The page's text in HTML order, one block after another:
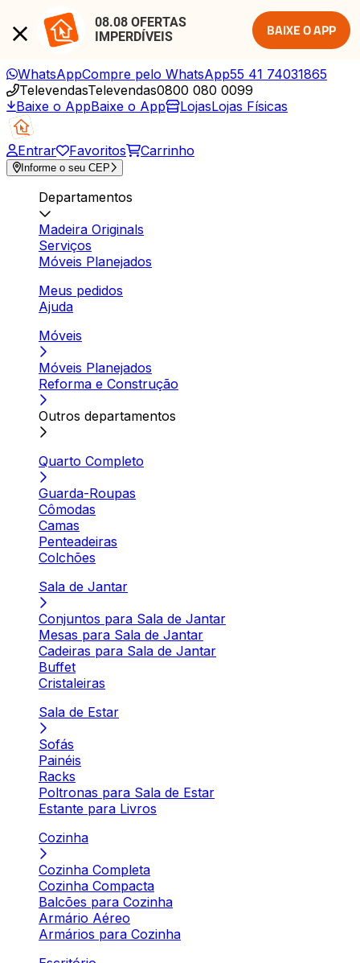
08.08 OFERTAS
IMPERDÍVEIS
BAIXE O APP
WhatsAppCompre pelo WhatsApp55 41 74031865
TelevendasTelevendas0800 080 0099
Baixe o AppBaixe o App LojasLojas Físicas
Entrar Favoritos Carrinho
Informe o seu CEP
Departamentos
Madeira Originals
Serviços
Móveis Planejados
Meus pedidos
Ajuda
Móveis
Móveis Planejados
Reforma e Construção
Outros departamentos
Quarto Completo
Guarda-Roupas
Cômodas
Camas
Penteadeiras
Colchões
Sala de Jantar
Conjuntos para Sala de Jantar
Mesas para Sala de Jantar
Cadeiras para Sala de Jantar
Buffet
Cristaleiras
Sala de Estar
Sofás
Painéis
Racks
Poltronas para Sala de Estar
Estante para Livros
Cozinha
Cozinha Completa
Cozinha Compacta
Balcões para Cozinha
Armário Aéreo
Armários para Cozinha